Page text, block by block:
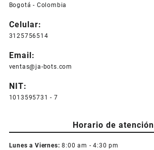
Bogotá - Colombia
Celular:
3125756514
Email:
ventas@ja-bots.com
NIT:
1013595731 - 7
Horario de atención
Lunes a Viernes: 8:00 am - 4:30 pm